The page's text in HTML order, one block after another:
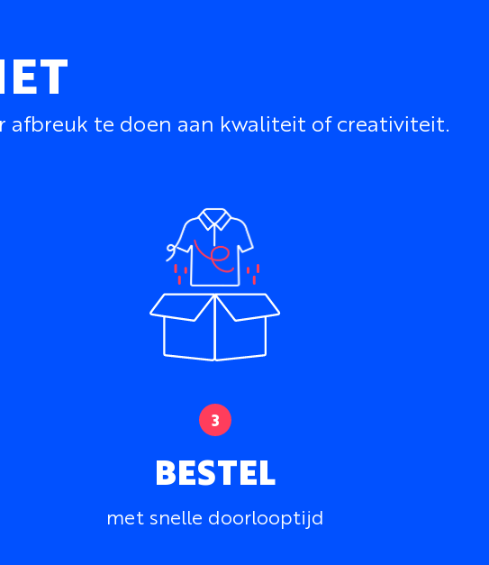
afbreuk te doen aan kwaliteit of creativiteit.
BESTEL
met snelle doorlooptijd